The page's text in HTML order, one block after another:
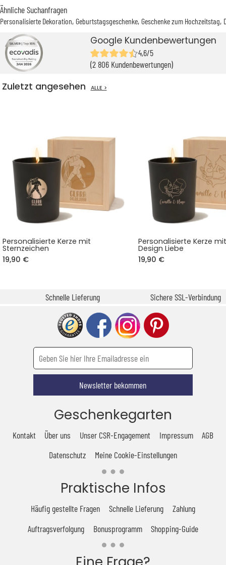
Ähnliche Suchanfragen
Personalisierte Dekoration Geburtstagsgeschenke Geschenke zum Hochzeitstag
Google Kundenbewertungen
4,6/5
(2 806 Kundenbewertungen)
Zuletzt angesehen ALLE >
Personalisierte Kerze mit
Sternzeichen
19,90 €
Personalisierte Kerze
Design Liebe
19,90 €
Schnelle Lieferung Sichere SSL-Verbindung
Newsletter bekommen
Geschenkegarten
Kontakt Über uns Unser CSR-Engagement Impressum
AGB
Datenschutz
Meine Cookie-Einstellungen
Praktische Infos
Häufig gestellte Fragen Schnelle Lieferung
Zahlung
Auftragsverfolgung
Bonusprogramm Shopping-Guide